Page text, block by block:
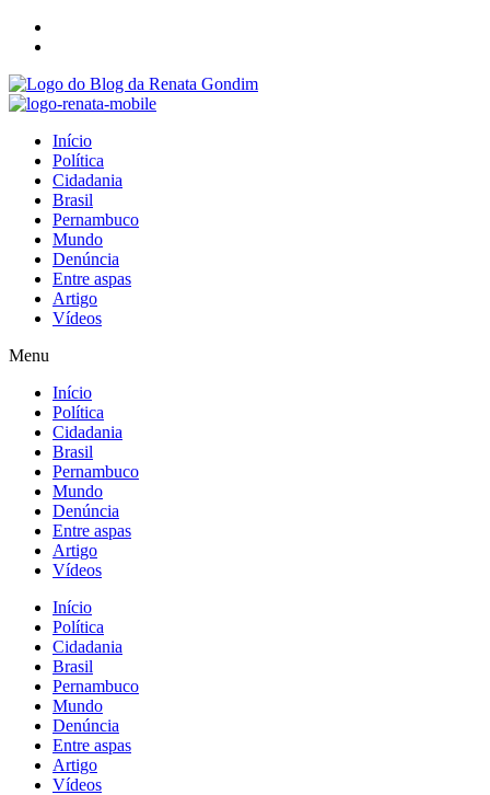
Início
Política
Cidadania
Brasil
Pernambuco
Mundo
Denúncia
Entre aspas
Artigo
Vídeos
Menu
Início
Política
Cidadania
Brasil
Pernambuco
Mundo
Denúncia
Entre aspas
Artigo
Vídeos
Início
Política
Cidadania
Brasil
Pernambuco
Mundo
Denúncia
Entre aspas
Artigo
Vídeos